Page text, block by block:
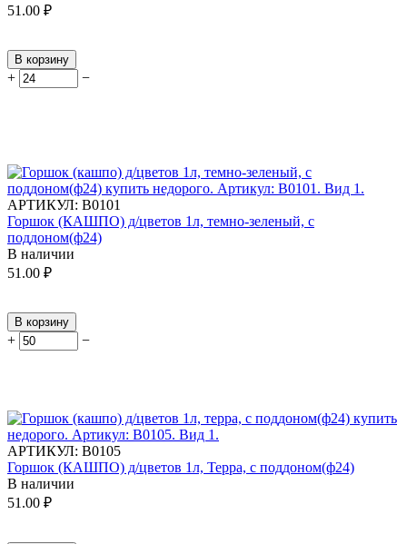
51.00 ₽
В корзину
+ −
АРТИКУЛ: В0101
Горшок (КАШПО) д/цветов 1л, темно-зеленый, с
поддоном(ф24)
В наличии
51.00 ₽
В корзину
+ −
АРТИКУЛ: В0105
Горшок (КАШПО) д/цветов 1л, Терра, с поддоном(ф24)
В наличии
51.00 ₽